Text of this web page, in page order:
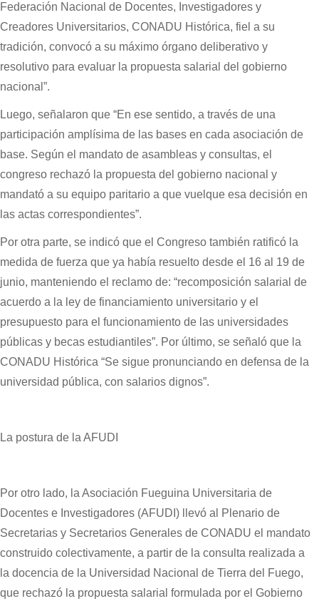
Federación Nacional de Docentes, Investigadores y
Creadores Universitarios, CONADU Histórica, fiel a su
tradición, convocó a su máximo órgano deliberativo y
resolutivo para evaluar la propuesta salarial del gobierno
nacional”.
Luego, señalaron que “En ese sentido, a través de una
participación amplísima de las bases en cada asociación de
base. Según el mandato de asambleas y consultas, el
congreso rechazó la propuesta del gobierno nacional y
mandató a su equipo paritario a que vuelque esa decisión en
las actas correspondientes”.
Por otra parte, se indicó que el Congreso también ratificó la
medida de fuerza que ya había resuelto desde el 16 al 19 de
junio, manteniendo el reclamo de: “recomposición salarial de
acuerdo a la ley de financiamiento universitario y el
presupuesto para el funcionamiento de las universidades
públicas y becas estudiantiles”. Por último, se señaló que la
CONADU Histórica “Se sigue pronunciando en defensa de la
universidad pública, con salarios dignos”.
La postura de la AFUDI
Por otro lado, la Asociación Fueguina Universitaria de
Docentes e Investigadores (AFUDI) llevó al Plenario de
Secretarias y Secretarios Generales de CONADU el mandato
construido colectivamente, a partir de la consulta realizada a
la docencia de la Universidad Nacional de Tierra del Fuego,
que rechazó la propuesta salarial formulada por el Gobierno